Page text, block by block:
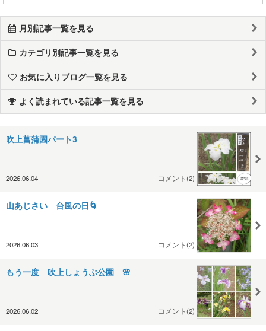
月別記事一覧を見る
カテゴリ別記事一覧を見る
お気に入りブログ一覧を見る
よく読まれている記事一覧を見る
吹上菖蒲園パート3
2026.06.04 コメント(2)
山あじさい 台風の日🌀
2026.06.03 コメント(2)
もう一度 吹上しょうぶ公園 🌸
2026.06.02 コメント(2)